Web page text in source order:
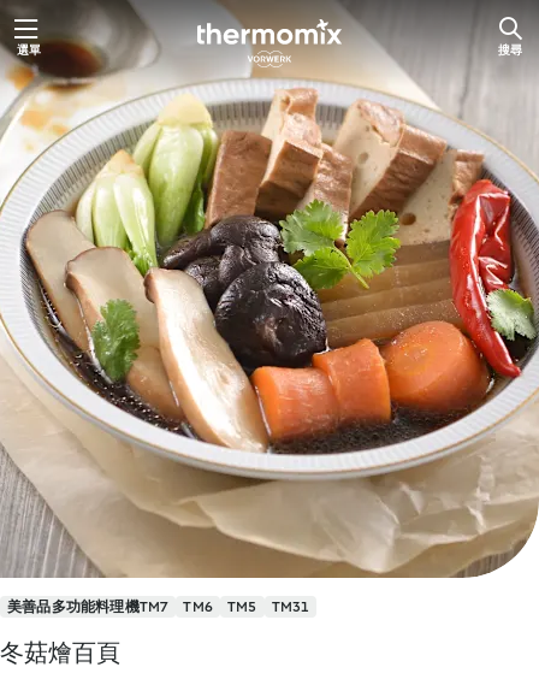
跳
至
主
要
內
容
選單 搜尋
美善品多功能料理機TM7 TM6 TM5 TM31
冬菇燴百頁